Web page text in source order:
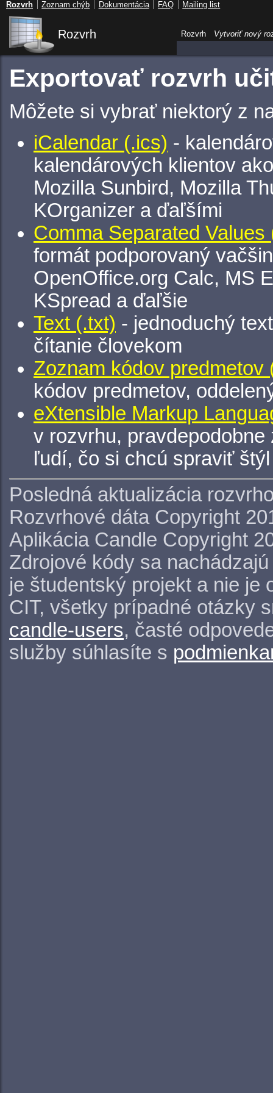
Rozvrh
Exportovať rozvrh
Môžete si vybrať niektorý z
iCalendar (.ics) -
kalendárových klientov
Mozilla Sunbird, Mozilla
KOrganizer a ďaľšími
Comma Separated Values
formát podporovaný
OpenOffice.org Calc, MS
KSpread a ďaľšie
Text (.txt) - jednoduchý
čítanie človekom
Zoznam kódov predmetov
kódov predmetov,
eXtensible Markup
v rozvrhu,
ľudí, čo si chcú spraviť
Posledná aktualizácia
Rozvrhové dáta Copyright
Aplikácia Candle Copyright
Zdrojové kódy sa
je študentský projekt a nie je
CIT, všetky prípadné otázky
candle-users, časté
služby súhlasíte s
Rozvrh Vytvoriť nový
Rozvrh Zoznam chýb Dokumentácia FAQ Mailing list